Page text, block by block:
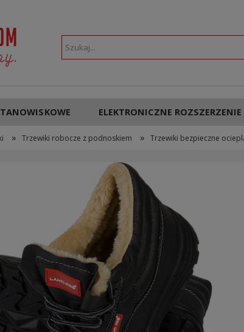
ELEKTRONICZNE
» Trzewiki robocze z podnoskiem » Trzewiki bezpieczne